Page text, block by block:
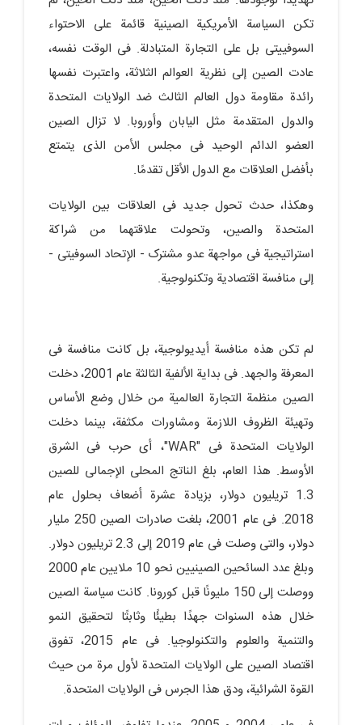
تکن السیاسة الأمریکیة الصینیة قائمة على الاحتواء
السوفییتی بل على التجارة المتبادلة. فی الوقت نفسه،
عادت الصین إلى نظریة العوالم الثلاثة، واعتبرت نفسها
رائدة مقاومة دول العالم الثالث ضد الولایات المتحدة
والدول المتقدمة مثل الیابان وأوروبا. لا تزال الصین
العضو الدائم الوحید فی مجلس الأمن الذی یتمتع
بأفضل العلاقات مع الدول الأقل تقدمًا.
وهکذا، حدث تحول جدید فی العلاقات بین الولایات
المتحدة والصین، وتحولت علاقتهما من شراکة
استراتیجیة فی مواجهة عدو مشترک - الإتحاد السوفیتی -
إلى منافسة اقتصادیة وتکنولوجیة.
لم تکن هذه منافسة أیدیولوجیة، بل کانت منافسة فی
المعرفة والجهد. فی بدایة الألفیة الثالثة عام 2001، دخلت
الصین منظمة التجارة العالمیة من خلال وضع الأساس
وتهیئة الظروف اللازمة ومشاورات مکثفة، بینما دخلت
الولایات المتحدة فی "WAR"، أی حرب فی الشرق
الأوسط. هذا العام، بلغ الناتج المحلی الإجمالی للصین
1.3 تریلیون دولار، بزیادة عشرة أضعاف بحلول عام
2018. فی عام 2001، بلغت صادرات الصین 250 ملیار
دولار، والتی وصلت فی عام 2019 إلى 2.3 تریلیون دولار.
وبلغ عدد السائحین الصینیین نحو 10 ملایین عام 2000
ووصلت إلى 150 ملیونًا قبل کورونا. کانت سیاسة الصین
خلال هذه السنوات جهدًا بطیئًا وثابتًا لتحقیق النمو
والتنمیة والعلوم والتکنولوجیا. فی عام 2015، تفوق
اقتصاد الصین على الولایات المتحدة لأول مرة من حیث
القوة الشرائیة، ودق هذا الجرس فی الولایات المتحدة.